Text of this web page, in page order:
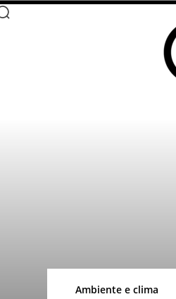
Ambiente e clima